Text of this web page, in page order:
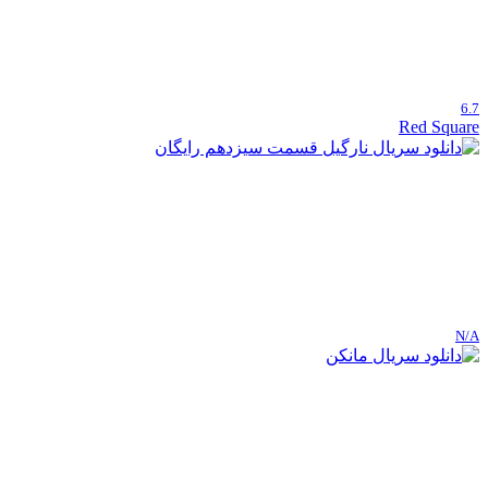
6.7
Red Square
N/A